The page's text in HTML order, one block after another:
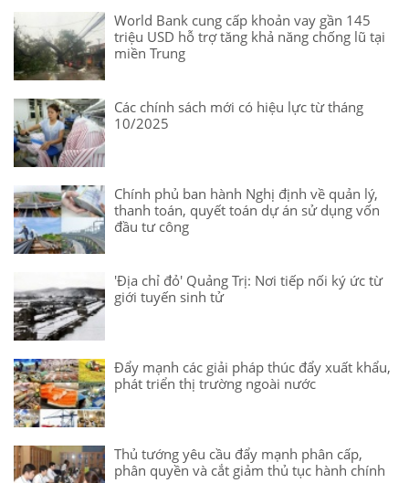
World Bank cung cấp khoản vay gần 145
triệu USD hỗ trợ tăng khả năng chống lũ tại
miền Trung
Các chính sách mới có hiệu lực từ tháng
10/2025
Chính phủ ban hành Nghị định về quản lý,
thanh toán, quyết toán dự án sử dụng vốn
đầu tư công
'Địa chỉ đỏ' Quảng Trị: Nơi tiếp nối ký ức từ
giới tuyến sinh tử
Đẩy mạnh các giải pháp thúc đẩy xuất khẩu,
phát triển thị trường ngoài nước
Thủ tướng yêu cầu đẩy mạnh phân cấp,
phân quyền và cắt giảm thủ tục hành chính